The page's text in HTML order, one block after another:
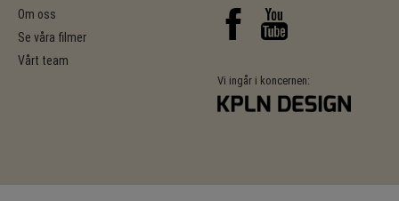
Om oss
Se våra filmer
Vårt team
Vi ingår i koncernen: